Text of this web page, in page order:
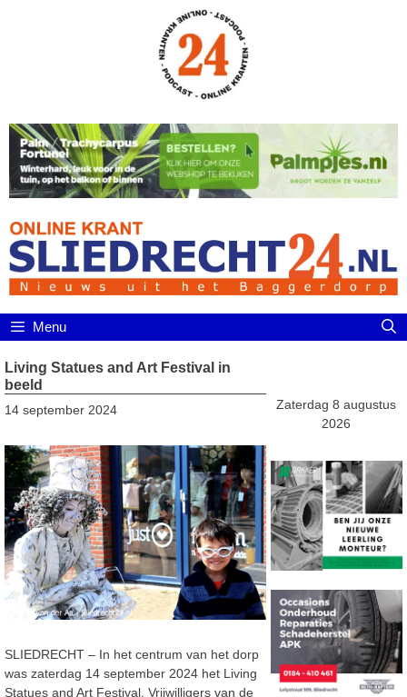
Menu
Living Statues and Art Festival in
beeld
14 september 2024
SLIEDRECHT – In het centrum van het dorp
was zaterdag 14 september 2024 het Living
Statues and Art Festival. Vrijwilligers van de
Zaterdag 8 augustus
2026